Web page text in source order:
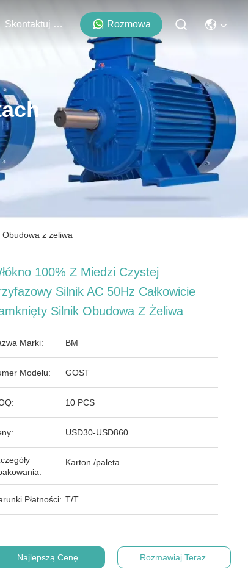
Skontaktuj Się Z Nami Rozmowa
Obudowa z żeliwa
100% Z Miedzi Czystej
Silnik AC 50Hz Całkowicie
Silnik Obudowa Z Żeliwa
Marki: BM
Modelu: GOST
10 PCS
USD30-USD860
Karton /paleta
Płatności: T/T
Najlepszą Cenę Rozmawiaj Teraz.